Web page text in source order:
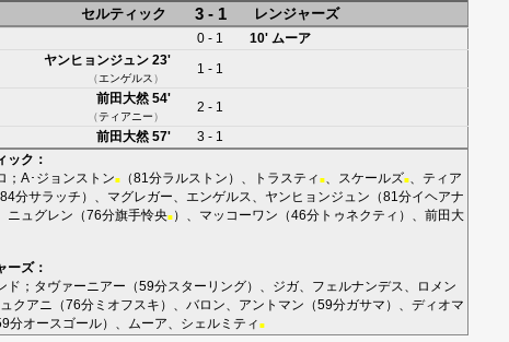
セルティック 3 - 1 レンジャーズ
0 - 1 10' ムーア
ヤンヒョンジュン 23'
（エンゲルス ）
1 - 1
前田大然 54'
（ティアニー）
2 - 1
前田大然 57'
3 - 1
ック ：
； A･ジョンストン■ （81分ラルストン ）、 トラスティ ■ スケールズ■
ティア
84分サラッチ ）、 マグレガー エンゲルス ヤンヒョンジュン （81分イヘアナ
ニュグレン （76分旗手怜央■ ）、 マッコーワン （46分 トゥネクティ ）、 前田大
ーズ：
ド ； タヴァーニアー （59分スターリング）、 ジガ フェルナンデス
ロメン
クアニ （76分 ミオフスキ ）、 バロン アントマン （59分ガサマ ）、 ディオマ
分オースゴール）、 ムーア シェルミティ ■